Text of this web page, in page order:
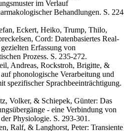
im Verlauf
Behandlungen. S.
Eckert, Heiko, Trump, Thilo,
Cord: Datenbasiertes Real-
Erfassung von
Prozess. S. 235-272.
Andreas, Rockstroh, Brigitte, &
phonologische Verarbeitung und
spezifischer Sprachbeeinträchtigung.
Volker, & Schiepek, Günter: Das
- eine Verbindung von
Physiologie. S. 293-301.
Ralf, & Langhorst, Peter: Transiente